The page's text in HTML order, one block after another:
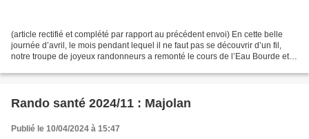
(article rectifié et complété par rapport au précédent envoi) En cette belle
journée d’avril, le mois pendant lequel il ne faut pas se découvrir d’un fil,
notre troupe de joyeux randonneurs a remonté le cours de l’Eau Bourde et
Rando santé 2024/11 : Majolan
Publié le 10/04/2024 à 15:47